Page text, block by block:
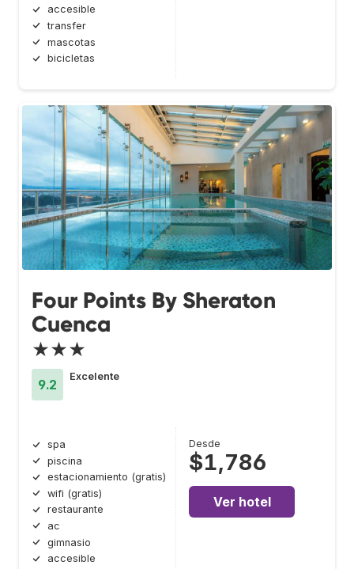
accesible
transfer
mascotas
bicicletas
Four Points By Sheraton
Cuenca
★★★
9.2
Excelente
spa
piscina
estacionamiento (gratis)
wifi (gratis)
restaurante
ac
gimnasio
accesible
Desde
$1,786
Ver hotel